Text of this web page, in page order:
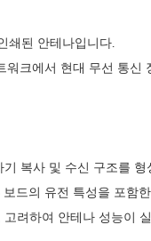
쇄된 안테나입니다.
크에서 현대 무선 통신
복사 및 수신 구조를
드의 유전 특성을 포함
려하여 안테나 성능이